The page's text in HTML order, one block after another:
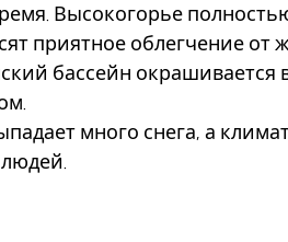
Высокогорье
приятное облегчение от
бассейн окрашивается
много снега, а